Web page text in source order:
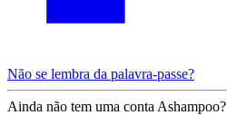
Não se lembra da palavra-passe?
Ainda não tem uma conta Ashampoo?